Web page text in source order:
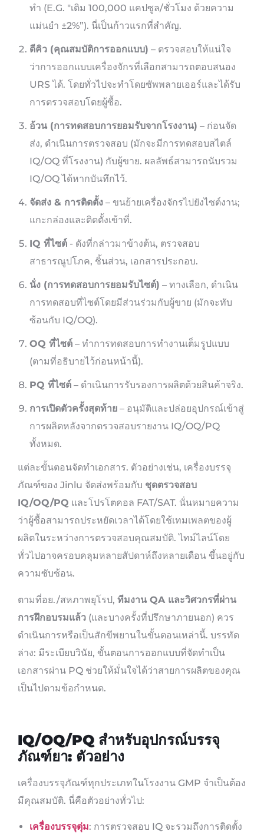
ทำ (E.G. "เติม 100,000 แคปซูล/ชั่วโมง ด้วยความ
แม่นยำ ±2%”). นี่เป็นก้าวแรกที่สำคัญ.
ดีคิว (คุณสมบัติการออกแบบ) – ตรวจสอบให้แน่ใจ
ว่าการออกแบบเครื่องจักรที่เลือกสามารถตอบสนอง
URS ได้. โดยทั่วไปจะทำโดยซัพพลายเออร์และได้รับ
การตรวจสอบโดยผู้ซื้อ.
อ้วน (การทดสอบการยอมรับจากโรงงาน) – ก่อนจัด
ส่ง, ดำเนินการตรวจสอบ (มักจะมีการทดสอบสไตล์
IQ/OQ ที่โรงงาน) กับผู้ขาย. ผลลัพธ์สามารถนับรวม
IQ/OQ ได้หากบันทึกไว้.
จัดส่ง & การติดตั้ง – ขนย้ายเครื่องจักรไปยังไซต์งาน;
แกะกล่องและติดตั้งเข้าที่.
IQ ที่ไซต์ - ดังที่กล่าวมาข้างต้น, ตรวจสอบ
สาธารณูปโภค, ชิ้นส่วน, เอกสารประกอบ.
นั่ง (การทดสอบการยอมรับไซต์) – ทางเลือก, ดำเนิน
การทดสอบที่ไซต์โดยมีส่วนร่วมกับผู้ขาย (มักจะทับ
ซ้อนกับ IQ/OQ).
OQ ที่ไซต์ – ทำการทดสอบการทำงานเต็มรูปแบบ
(ตามที่อธิบายไว้ก่อนหน้านี้).
PQ ที่ไซต์ – ดำเนินการรับรองการผลิตด้วยสินค้าจริง.
การเปิดตัวครั้งสุดท้าย – อนุมัติและปล่อยอุปกรณ์เข้าสู่
การผลิตหลังจากตรวจสอบรายงาน IQ/OQ/PQ
ทั้งหมด.
แต่ละขั้นตอนจัดทำเอกสาร. ตัวอย่างเช่น, เครื่องบรรจุ
ภัณฑ์ของ Jinlu จัดส่งพร้อมกับ ชุดตรวจสอบ
IQ/OQ/PQ และโปรโตคอล FAT/SAT. นั่นหมายความ
ว่าผู้ซื้อสามารถประหยัดเวลาได้โดยใช้เทมเพลตของผู้
ผลิตในระหว่างการตรวจสอบคุณสมบัติ. ไทม์ไลน์โดย
ทั่วไปอาจครอบคลุมหลายสัปดาห์ถึงหลายเดือน ขึ้นอยู่กับ
ความซับซ้อน.
ตามที่อย./สหภาพยุโรป, ทีมงาน QA และวิศวกรที่ผ่าน
การฝึกอบรมแล้ว (และบางครั้งที่ปรึกษาภายนอก) ควร
ดำเนินการหรือเป็นสักขีพยานในขั้นตอนเหล่านี้. บรรทัด
ล่าง: มีระเบียบวินัย, ขั้นตอนการออกแบบที่จัดทำเป็น
เอกสารผ่าน PQ ช่วยให้มั่นใจได้ว่าสายการผลิตของคุณ
เป็นไปตามข้อกำหนด.
IQ/OQ/PQ สำหรับอุปกรณ์บรรจุ
ภัณฑ์ยา: ตัวอย่าง
เครื่องบรรจุภัณฑ์ทุกประเภทในโรงงาน GMP จำเป็นต้อง
มีคุณสมบัติ. นี่คือตัวอย่างทั่วไป:
เครื่องบรรจุตุ่ม: การตรวจสอบ IQ จะรวมถึงการติดตั้ง